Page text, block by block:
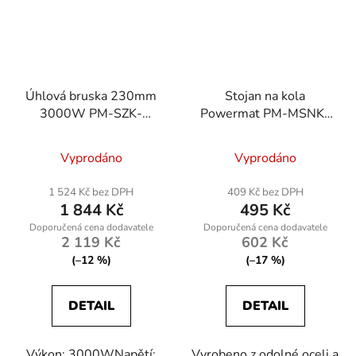
Úhlová bruska 230mm
3000W PM-SZK-
Vyprodáno
1 524 Kč bez DPH
1 844 Kč
2 119 Kč
(–12 %)
DETAIL
Stojan na kola
Powermat PM-MSNK-
šířka 235 mm
Vyprodáno
409 Kč bez DPH
495 Kč
602 Kč
(–17 %)
DETAIL